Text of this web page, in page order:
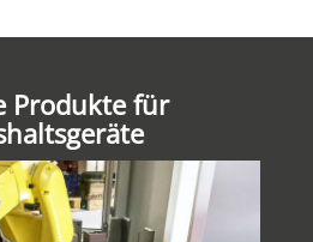
Produkte für